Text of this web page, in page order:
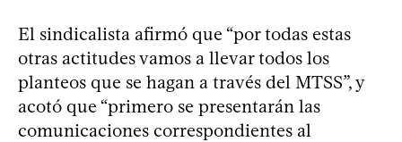
El sindicalista afirmó que “por todas estas
otras actitudes vamos a llevar todos los
planteos que se hagan a través del MTSS”, y
acotó que “primero se presentarán las
comunicaciones correspondientes al